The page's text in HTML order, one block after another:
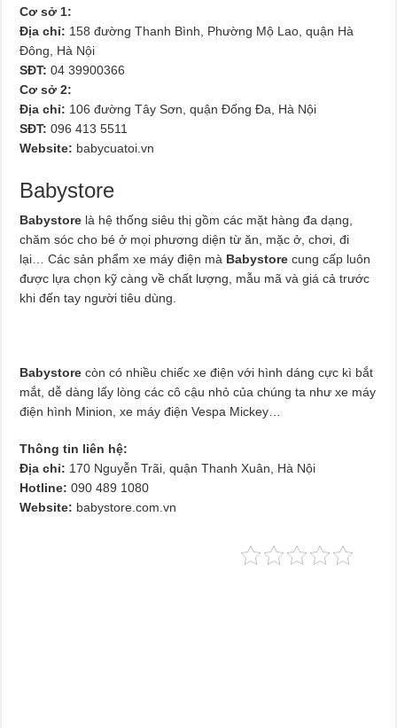
Cơ sở 1:
Địa chỉ: 158 đường Thanh Bình, Phường Mộ Lao, quận Hà
Đông, Hà Nội
SĐT: 04 39900366
Cơ sở 2:
Địa chỉ: 106 đường Tây Sơn, quận Đống Đa, Hà Nội
SĐT: 096 413 5511
Website: babycuatoi.vn
Babystore
Babystore là hệ thống siêu thị gồm các mặt hàng đa dạng,
chăm sóc cho bé ở mọi phương diện từ ăn, mặc ở, chơi, đi
lại… Các sản phẩm xe máy điện mà Babystorecung cấp luôn
được lựa chọn kỹ càng về chất lượng, mẫu mã và giá cả trước
khi đến tay người tiêu dùng.
Babystorecòn có nhiều chiếc xe điện với hình dáng cực kì bắt
mắt, dễ dàng lấy lòng các cô cậu nhỏ của chúng ta như xe máy
điện hình Minion, xe máy điện Vespa Mickey…
Thông tin liên hệ:
Địa chỉ: 170 Nguyễn Trãi, quận Thanh Xuân, Hà Nội
Hotline: 090 489 1080
Website: babystore.com.vn